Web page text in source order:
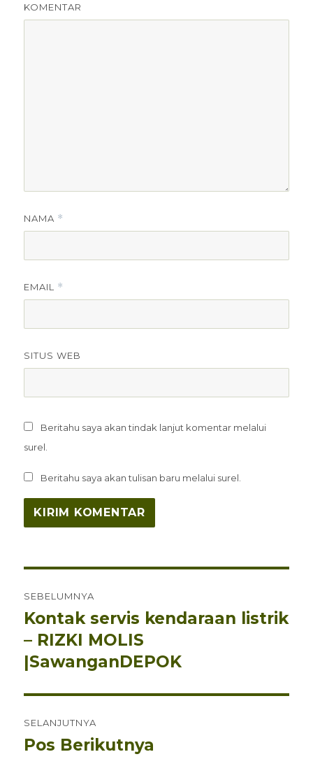
KOMENTAR
NAMA *
EMAIL *
SITUS WEB
Beritahu saya akan tindak lanjut komentar melalui
surel.
Beritahu saya akan tulisan baru melalui surel.
pos
SEBELUMNYA
Pos
sebelumnya:
Kontak servis kendaraan listrik
– RIZKI MOLIS
|SawanganDEPOK
SELANJUTNYA
Pos
Pos Berikutnya